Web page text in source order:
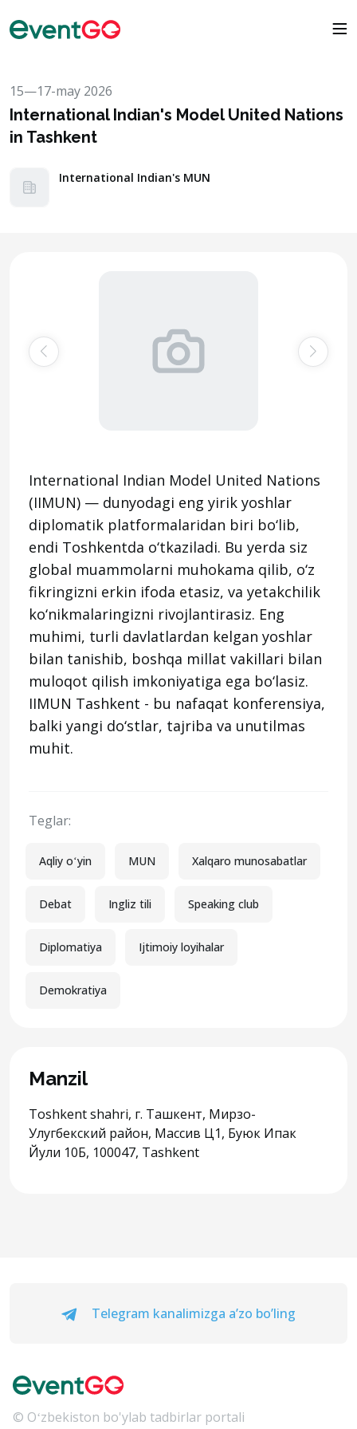
15—17-may 2026
International Indian's Model United Nations
in Tashkent
International Indian's MUN
International Indian Model United Nations
(IIMUN) — dunyodagi eng yirik yoshlar
diplomatik platformalaridan biri bo‘lib,
endi Toshkentda o‘tkaziladi. Bu yerda siz
global muammolarni muhokama qilib, o‘z
fikringizni erkin ifoda etasiz, va yetakchilik
ko‘nikmalaringizni rivojlantirasiz. Eng
muhimi, turli davlatlardan kelgan yoshlar
bilan tanishib, boshqa millat vakillari bilan
muloqot qilish imkoniyatiga ega bo‘lasiz.
IIMUN Tashkent - bu nafaqat konferensiya,
balki yangi do‘stlar, tajriba va unutilmas
muhit.
Teglar:
Aqliy oʻyin MUN Xalqaro munosabatlar
Debat Ingliz tili Speaking club
Diplomatiya Ijtimoiy loyihalar
Demokratiya
Manzil
Toshkent shahri, г. Ташкент, Мирзо-
Улугбекский район, Массив Ц1, Буюк Ипак
Йули 10Б, 100047, Tashkent
Telegram kanalimizga a’zo bo’ling
© Oʻzbekiston bo'ylab tadbirlar portali